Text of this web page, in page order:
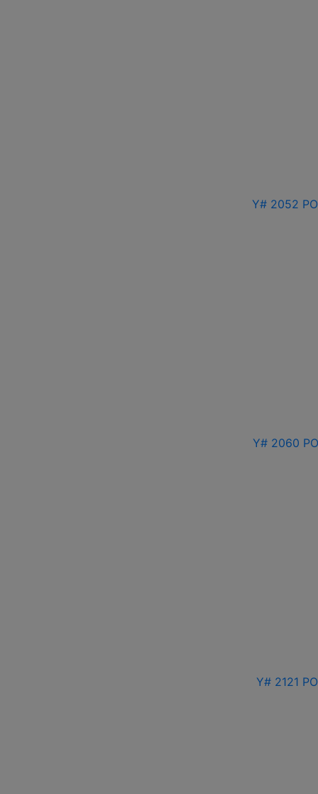
Y# 2052
Y# 2060
Y# 2121